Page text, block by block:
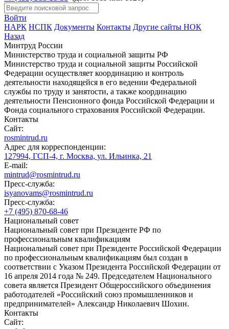
Войти
НАРК НСПК Документы Контакты Другие сайты НОК
Назад
Минтруд России
Министерство труда и социальной защиты РФ
Министерство труда и социальной защиты Российской
Федерации осуществляет координацию и контроль
деятельности находящейся в его ведении Федеральной
службы по труду и занятости, а также координацию
деятельности Пенсионного фонда Российской Федерации и
Фонда социального страхования Российской Федерации.
Контакты
Сайт:
rosmintrud.ru
Адрес для корреспонденции:
127994, ГСП-4, г. Москва, ул. Ильинка, 21
E-mail:
mintrud@rosmintrud.ru
Пресс-служба:
isyanovams@rosmintrud.ru
Пресс-служба:
+7 (495) 870-68-46
Национальный совет
Национальный совет при Президенте РФ по
профессиональным квалификациям
Национальный совет при Президенте Российской Федерации
по профессиональным квалификациям был создан в
соответствии с Указом Президента Российской Федерации от
16 апреля 2014 года № 249. Председателем Национального
совета является Президент Общероссийского объединения
работодателей «Российский союз промышленников и
предпринимателей» Александр Николаевич Шохин.
Контакты
Сайт: